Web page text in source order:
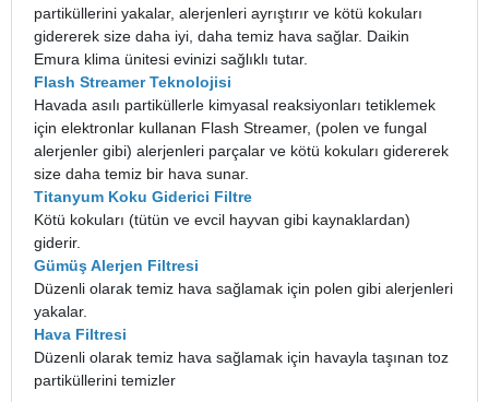
partiküllerini yakalar, alerjenleri ayrıştırır ve kötü kokuları
gidererek size daha iyi, daha temiz hava sağlar. Daikin
Emura klima ünitesi evinizi sağlıklı tutar.
Flash Streamer Teknolojisi
Havada asılı partiküllerle kimyasal reaksiyonları tetiklemek
için elektronlar kullanan Flash Streamer, (polen ve fungal
alerjenler gibi) alerjenleri parçalar ve kötü kokuları gidererek
size daha temiz bir hava sunar.
Titanyum Koku Giderici Filtre
Kötü kokuları (tütün ve evcil hayvan gibi kaynaklardan)
giderir.
Gümüş Alerjen Filtresi
Düzenli olarak temiz hava sağlamak için polen gibi alerjenleri
yakalar.
Hava Filtresi
Düzenli olarak temiz hava sağlamak için havayla taşınan toz
partiküllerini temizler